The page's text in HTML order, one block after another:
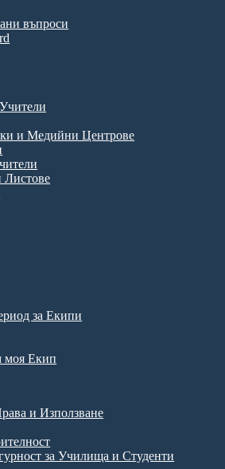
въпроси
и Медийни Центрове
Листове
за Екипи
моя Екип
и Използване
за Училища и Студенти